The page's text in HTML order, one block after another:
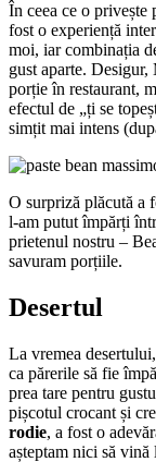
În ceea ce o privește
fost o experiență
moi, iar combinația
gust aparte. Desigur,
porție în restaurant,
efectul de „ți se
simțit mai intens
O surpriză plăcută a
l-am putut împărți
prietenul nostru –
savuram porțiile.
Desertul
La vremea desertului,
ca părerile să fie
prea tare pentru
pișcotul crocant și
rodie, a fost o
așteptam nici să